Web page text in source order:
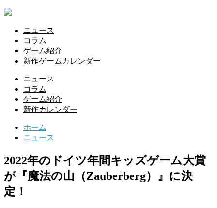
ニュース
コラム
ゲーム紹介
新作ゲームカレンダー
ニュース
コラム
ゲーム紹介
新作カレンダー
ホーム
ニュース
2022年のドイツ年間キッズゲーム大賞
が『魔法の山（Zauberberg）』に決
定！